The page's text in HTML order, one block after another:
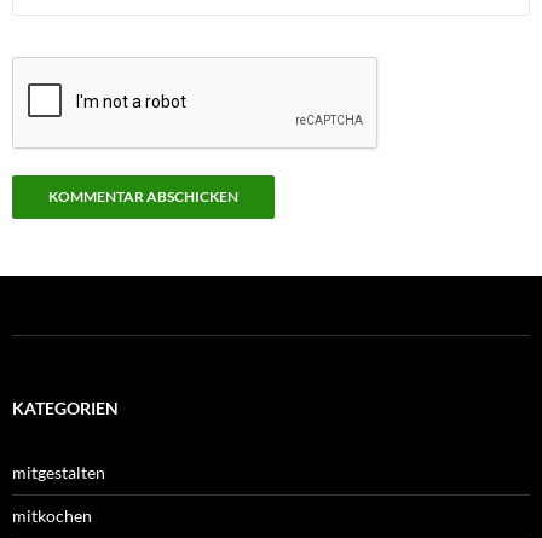
KATEGORIEN
mitgestalten
mitkochen